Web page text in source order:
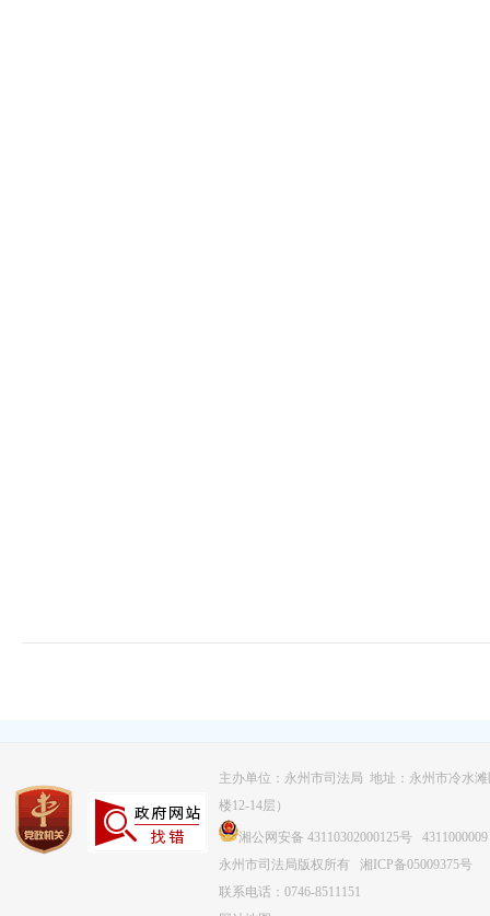
主办单位：永州市司法局 地址：永州市冷水
楼12-14层）
湘公网安备 43110302000125号 4311000009
永州市司法局版权所有 湘ICP备05009375号
联系电话：0746-8511151